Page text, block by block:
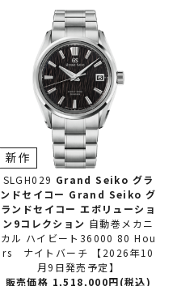
SLGH029 Grand Seiko グラ
ンドセイコー Grand Seiko グ
ランドセイコー エボリューショ
ン9コレクション 自動巻メカニ
カル ハイビート36000 80 Hou
rs ナイトバーチ 【2026年10
月9日発売予定】
新作
販売価格 1,518,000円(税込)